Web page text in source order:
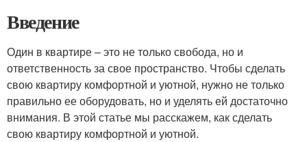
Введение
Один в квартире – это не только свобода, но и
ответственность за свое пространство. Чтобы сделать
свою квартиру комфортной и уютной, нужно не только
правильно ее оборудовать, но и уделять ей достаточно
внимания. В этой статье мы расскажем, как сделать
свою квартиру комфортной и уютной.